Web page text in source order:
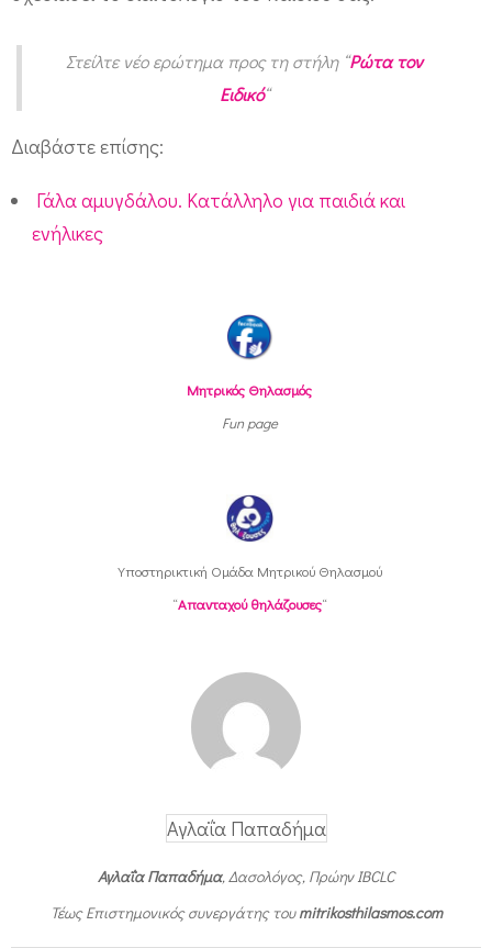
Στείλτε νέο ερώτημα προς τη στήλη “Ρώτα τον
Ειδικό“
Διαβάστε επίσης:
Γάλα αμυγδάλου. Κατάλληλο για παιδιά και
ενήλικες
Μητρικός Θηλασμός
Fun page
Υποστηρικτική Oμάδα Μητρικού Θηλασμού
“Απανταχού θηλάζουσες“
Αγλαΐα Παπαδήμα
Αγλαΐα Παπαδήμα, Δασολόγος, Πρώην IBCLC
Τέως Επιστημονικός συνεργάτης τουmitrikosthilasmos.com